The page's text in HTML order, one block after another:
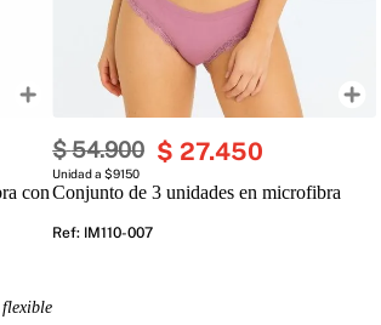
con
$54.900 $ 27.450
Unidad a $9150
Conjunto de 3 unidades en microfibra
Ref: IM110-007